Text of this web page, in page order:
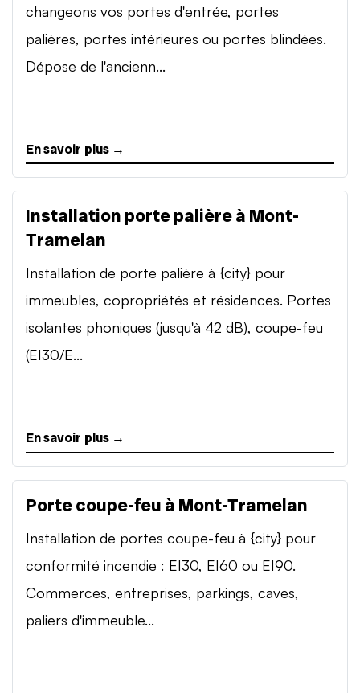
changeons vos portes d'entrée, portes
palières, portes intérieures ou portes blindées.
Dépose de l'ancienn...
En savoir plus →
Installation porte palière à Mont-
Tramelan
Installation de porte palière à {city} pour
immeubles, copropriétés et résidences. Portes
isolantes phoniques (jusqu'à 42 dB), coupe-feu
(EI30/E...
En savoir plus →
Porte coupe-feu à Mont-Tramelan
Installation de portes coupe-feu à {city} pour
conformité incendie : EI30, EI60 ou EI90.
Commerces, entreprises, parkings, caves,
paliers d'immeuble...